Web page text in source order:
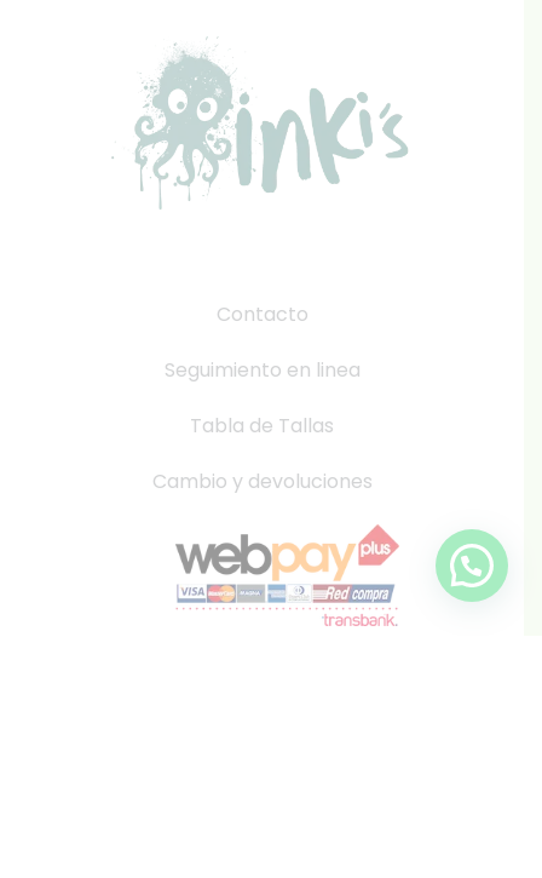
Contacto
Seguimiento en linea
Tabla de Tallas
Cambio y devoluciones